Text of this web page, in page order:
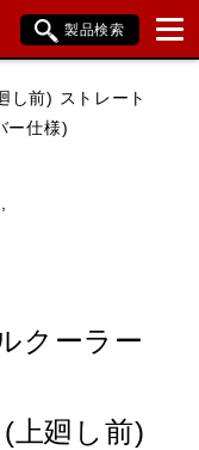
製品検索
品番検索
し前) ストレート
ー仕様)
クーラー
上廻し前)